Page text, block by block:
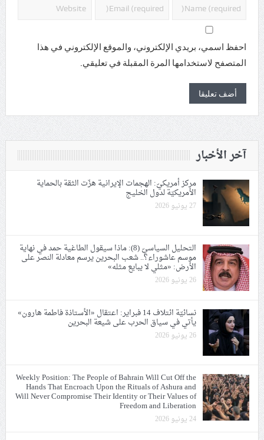
احفظ اسمي، بريدي الإلكتروني، والموقع الإلكتروني في هذا
المتصفح لاستخدامها المرة المقبلة في تعليقي.
آخر الأخبار
مركز أمريكيّ: الهجمات الإيرانية هزّت الثقة بالحماية
الأمريكيّة لدول الخليج
27 يونيو 2026
التحليل السياسيّ (8): ماذا سيقول الطاغية حمد في نهاية
موسم عاشوراء؟.. شعب البحرين يرسم معادلة النصر على
الأرض: «مثلي لا يبايع مثله»
26 يونيو 2026
نسائيّة ائتلاف 14 فبراير: اعتقال «الأستاذة فاطمة هارون»
يأتي في سياق الحرب على شيعة البحرين
26 يونيو 2026
Weekly Position: The People of Bahrain Will Cut Off the
Hands That Encroach Upon the Rituals of Ashura and
Will Never Compromise Their Identity or Their Values of
Freedom and Liberation
24 يونيو 2026